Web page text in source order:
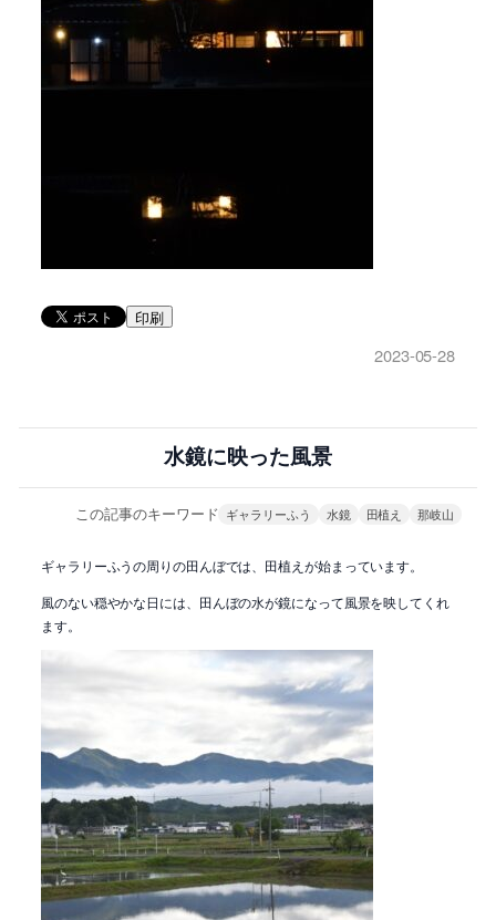
印刷
2023-05-28
水鏡に映った風景
この記事のキーワード ギャラリーふう 水鏡 田植え 那岐山
ギャラリーふうの周りの田んぼでは、田植えが始まっています。
風のない穏やかな日には、田んぼの水が鏡になって風景を映してくれ
ます。